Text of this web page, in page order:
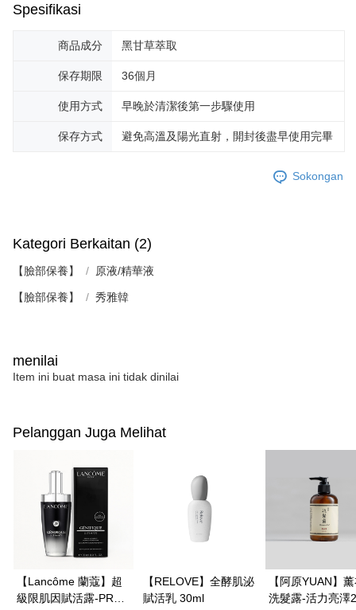
Spesifikasi
商品成分 黑甘草萃取
保存期限 36個月
使用方式 早晚於清潔後第一步驟使用
保存方式 避免高溫及陽光直射，開封後盡早使用完畢
Sokongan
Kategori Berkaitan (2)
【臉部保養】 原液/精華液
【臉部保養】 秀雅韓
menilai
Item ini buat masa ini tidak dinilai
Pelanggan Juga Melihat
【Lancôme 蘭蔻】超
級限肌因賦活露-PRO
【RELOVE】全酵肌泌
賦活乳 30ml
【阿原YUAN】
洗髮露-活力亮澤